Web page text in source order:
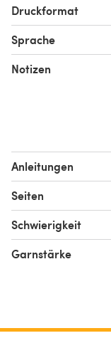
Druckformat
Sprache
Notizen
Anleitungen
Seiten
Schwierigkeit
Garnstärke